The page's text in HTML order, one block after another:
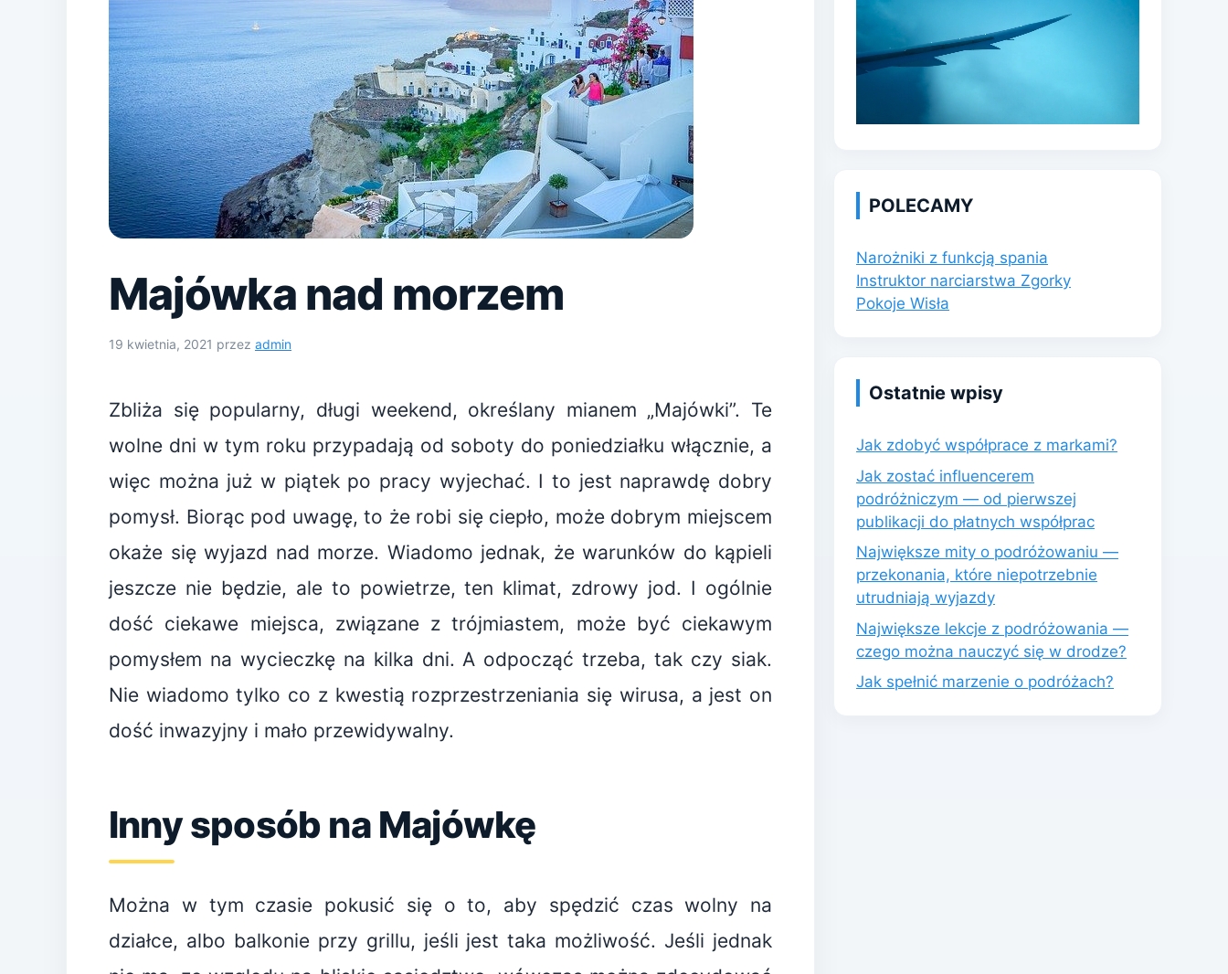
Majówka nad morzem
19 kwietnia, 2021 przez admin
Zbliża się popularny, długi weekend, określany mianem „Majówki”. Te
wolne dni w tym roku przypadają od soboty do poniedziałku włącznie, a
więc można już w piątek po pracy wyjechać. I to jest naprawdę dobry
pomysł. Biorąc pod uwagę, to że robi się ciepło, może dobrym miejscem
okaże się wyjazd nad morze. Wiadomo jednak, że warunków do kąpieli
jeszcze nie będzie, ale to powietrze, ten klimat, zdrowy jod. I ogólnie
dość ciekawe miejsca, związane z trójmiastem, może być ciekawym
pomysłem na wycieczkę na kilka dni. A odpocząć trzeba, tak czy siak.
Nie wiadomo tylko co z kwestią rozprzestrzeniania się wirusa, a jest on
dość inwazyjny i mało przewidywalny.
Inny sposób na Majówkę
Można w tym czasie pokusić się o to, aby spędzić czas wolny na
działce, albo balkonie przy grillu, jeśli jest taka możliwość. Jeśli jednak
POLECAMY
Narożniki z funkcją spania
Instruktor narciarstwa Zgorky
Pokoje Wisła
Ostatnie wpisy
Jak zdobyć współprace z markami?
Jak zostać influencerem
podróżniczym — od pierwszej
publikacji do płatnych współprac
Największe mity o podróżowaniu —
przekonania, które niepotrzebnie
utrudniają wyjazdy
Największe lekcje z podróżowania —
czego można nauczyć się w drodze?
Jak spełnić marzenie o podróżach?